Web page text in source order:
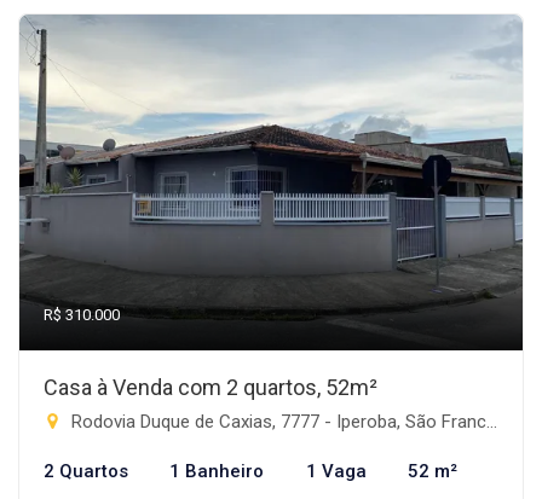
R$ 310.000
Casa à Venda com 2 quartos, 52m²
Rodovia Duque de Caxias, 7777 - Iperoba, São Francisco do Sul-SC
2 Quartos 1 Banheiro 1 Vaga 52 m²